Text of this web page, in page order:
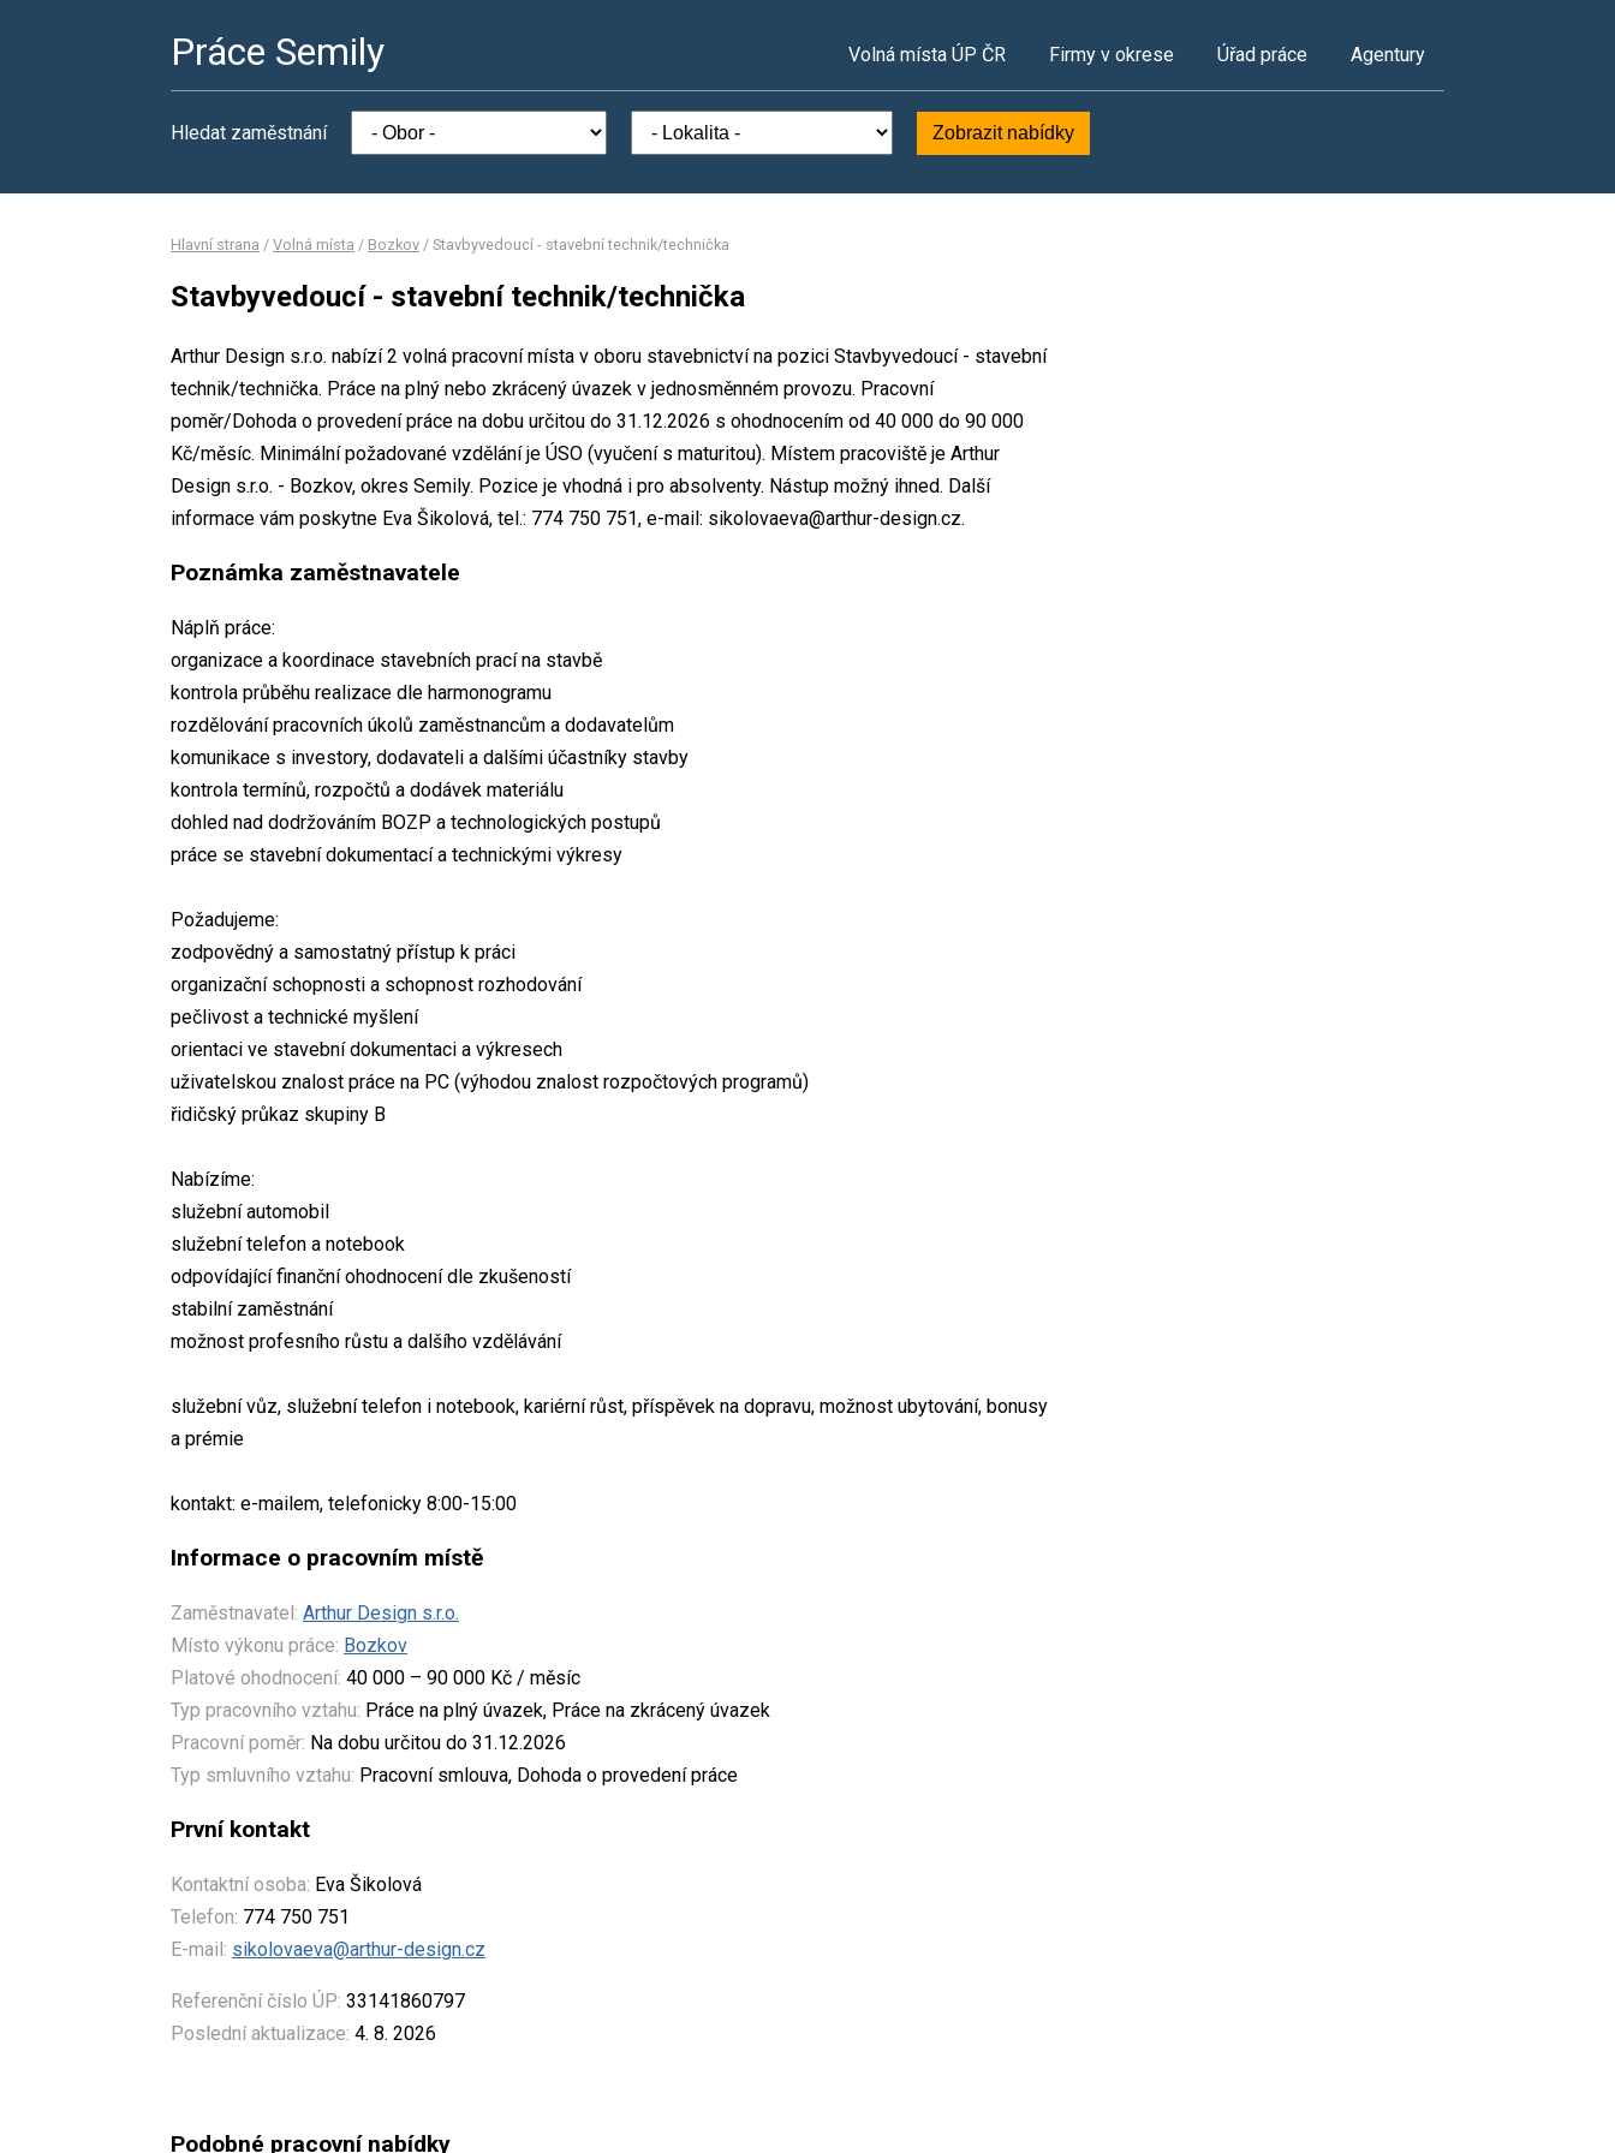
Práce Semily Volná místa ÚP ČR Firmy v okrese Úřad práce Agentury
Hledat zaměstnání Zobrazit nabídky
Hlavní strana / Volná místa / Bozkov / Stavbyvedoucí - stavební technik/technička
Stavbyvedoucí - stavební technik/technička
Arthur Design s.r.o. nabízí 2 volná pracovní místa v oboru stavebnictví na pozici Stavbyvedoucí - stavební
technik/technička. Práce na plný nebo zkrácený úvazek v jednosměnném provozu. Pracovní
poměr/Dohoda o provedení práce na dobu určitou do 31.12.2026 s ohodnocením od 40 000 do 90 000
Kč/měsíc. Minimální požadované vzdělání je ÚSO (vyučení s maturitou). Místem pracoviště je Arthur
Design s.r.o. - Bozkov, okres Semily. Pozice je vhodná i pro absolventy. Nástup možný ihned. Další
informace vám poskytne Eva Šikolová, tel.: 774 750 751, e-mail: sikolovaeva@arthur-design.cz.
Poznámka zaměstnavatele
Náplň práce:
organizace a koordinace stavebních prací na stavbě
kontrola průběhu realizace dle harmonogramu
rozdělování pracovních úkolů zaměstnancům a dodavatelům
komunikace s investory, dodavateli a dalšími účastníky stavby
kontrola termínů, rozpočtů a dodávek materiálu
dohled nad dodržováním BOZP a technologických postupů
práce se stavební dokumentací a technickými výkresy
Požadujeme:
zodpovědný a samostatný přístup k práci
organizační schopnosti a schopnost rozhodování
pečlivost a technické myšlení
orientaci ve stavební dokumentaci a výkresech
uživatelskou znalost práce na PC (výhodou znalost rozpočtových programů)
řidičský průkaz skupiny B
Nabízíme:
služební automobil
služební telefon a notebook
odpovídající finanční ohodnocení dle zkušeností
stabilní zaměstnání
možnost profesního růstu a dalšího vzdělávání
služební vůz, služební telefon i notebook, kariérní růst, příspěvek na dopravu, možnost ubytování, bonusy
a prémie
kontakt: e-mailem, telefonicky 8:00-15:00
Informace o pracovním místě
Zaměstnavatel: Arthur Design s.r.o.
Místo výkonu práce: Bozkov
Platové ohodnocení: 40 000 – 90 000 Kč / měsíc
Typ pracovního vztahu: Práce na plný úvazek, Práce na zkrácený úvazek
Pracovní poměr: Na dobu určitou do 31.12.2026
Typ smluvního vztahu: Pracovní smlouva, Dohoda o provedení práce
První kontakt
Kontaktní osoba: Eva Šikolová
Telefon: 774 750 751
E-mail: sikolovaeva@arthur-design.cz
Referenční číslo ÚP: 33141860797
Poslední aktualizace: 4. 8. 2026
Podobné pracovní nabídky